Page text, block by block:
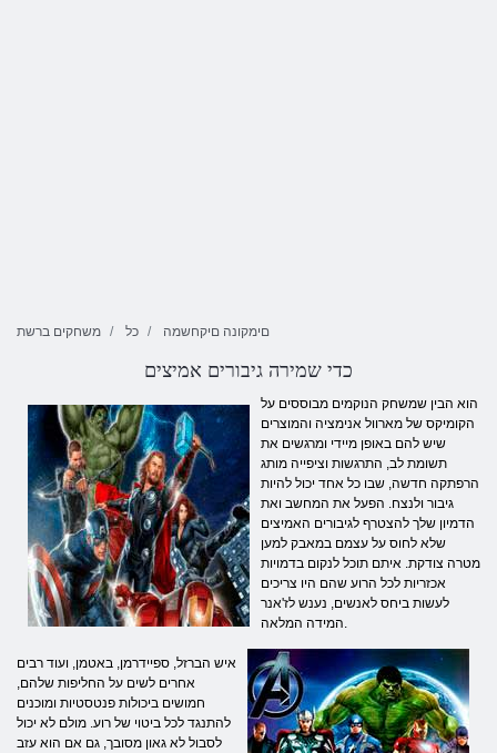
משחקים ברשת כל םימקונה םיקחשמה
כדי שמירה גיבורים אמיצים
הוא הבין שמשחק הנוקמים מבוססים על
הקומיקס של מארוול אנימציה והמוצרים
שיש להם באופן מיידי ומרגשים את
תשומת לב, התרגשות וציפייה מותג
הרפתקה חדשה, שבו כל אחד יכול להיות
גיבור ולנצח. הפעל את המחשב ואת
הדמיון שלך להצטרף לגיבורים האמיצים
שלא לחוס על עצמם במאבק למען
מטרה צודקת. איתם תוכל לנקום בדמויות
אכזריות לכל הרוע שהם היו צריכים
לעשות ביחס לאנשים, נענש לז'אנר
המידה המלאה.
איש הברזל, ספיידרמן, באטמן, ועוד רבים
אחרים לשים על החליפות שלהם,
חמושים ביכולות פנטסטיות ומוכנים
להתנגד לכל ביטוי של רוע. מולם לא יכול
לסבול לא גאון מסובך, גם אם הוא עזב